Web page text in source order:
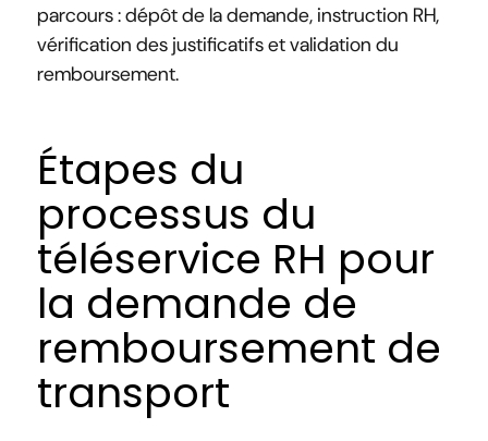
parcours : dépôt de la demande, instruction RH,
vérification des justificatifs et validation du
remboursement.
Étapes du
processus du
téléservice RH pour
la demande de
remboursement de
transport